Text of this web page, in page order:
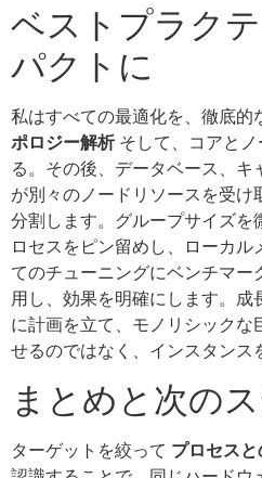
ベストプラク
パクトに
私はすべての最適化を、徹底的
ポロジー解析そして、コアとノ
る。その後、データベース、キ
が別々のノードリソースを受け
分割します。グループサイズを
ロセスをピン留めし、ローカ
てのチューニングにベンチマー
用し、効果を明確にします。成
に計画を立て、モノリシックな
せるのではなく、インスタンス
まとめと次の
ターゲットを絞って プロセス